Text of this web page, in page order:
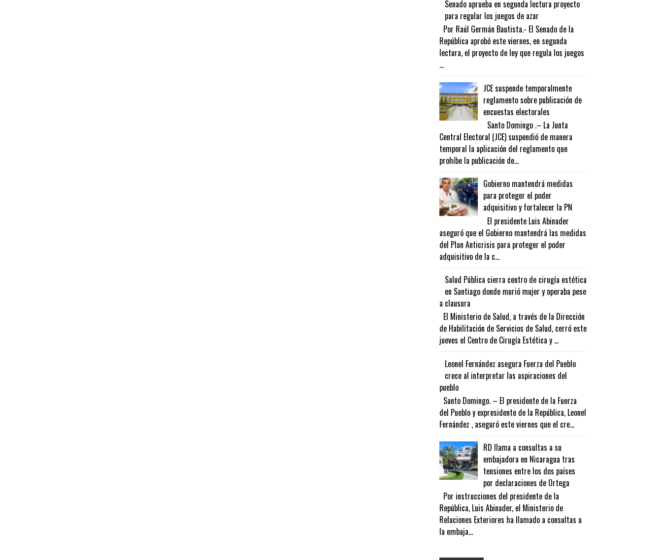
Senado aprueba en segunda lectura proyecto
para regular los juegos de azar
Por Raúl Germán Bautista.- El Senado de la
República aprobó este viernes, en segunda
lectura, el proyecto de ley que regula los juegos
...
JCE suspende temporalmente
reglamento sobre publicación de
encuestas electorales
Santo Domingo .– La Junta
Central Electoral (JCE) suspendió de manera
temporal la aplicación del reglamento que
prohíbe la publicación de...
Gobierno mantendrá medidas
para proteger el poder
adquisitivo y fortalecer la PN
El presidente Luis Abinader
aseguró que el Gobierno mantendrá las medidas
del Plan Anticrisis para proteger el poder
adquisitivo de la c...
Salud Pública cierra centro de cirugía estética
en Santiago donde murió mujer y operaba pese
a clausura
El Ministerio de Salud, a través de la Dirección
de Habilitación de Servicios de Salud, cerró este
jueves el Centro de Cirugía Estética y ...
Leonel Fernández asegura Fuerza del Pueblo
crece al interpretar las aspiraciones del
pueblo
Santo Domingo. – El presidente de la Fuerza
del Pueblo y expresidente de la República, Leonel
Fernández , aseguró este viernes que el cre...
RD llama a consultas a su
embajadora en Nicaragua tras
tensiones entre los dos países
por declaraciones de Ortega
Por instrucciones del presidente de la
República, Luis Abinader, el Ministerio de
Relaciones Exteriores ha llamado a consultas a
la embaja...